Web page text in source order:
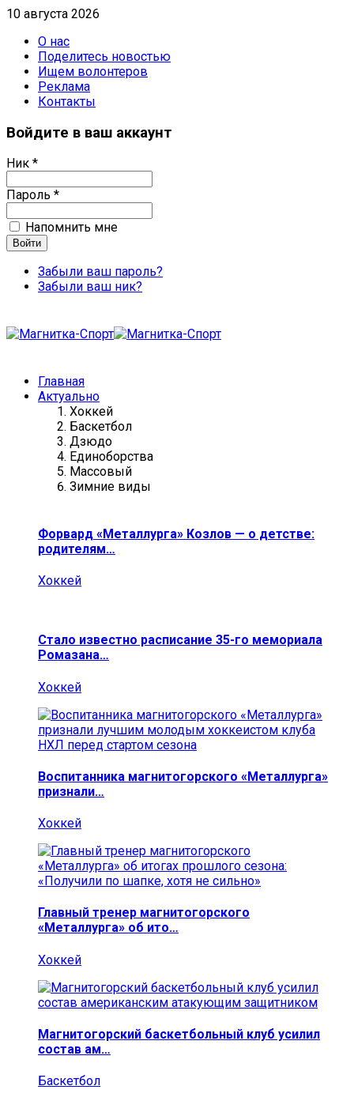
10 августа 2026
О нас
Поделитесь новостью
Ищем волонтеров
Реклама
Контакты
Войдите в ваш аккаунт
Ник *
Пароль *
Напомнить мне
Забыли ваш пароль?
Забыли ваш ник?
Главная
Актуально
Хоккей
Баскетбол
Дзюдо
Единоборства
Массовый
Зимние виды
Форвард «Металлурга» Козлов — о детстве:
родителям…
Хоккей
Стало известно расписание 35-го мемориала
Ромазана…
Хоккей
Воспитанника магнитогорского «Металлурга»
признали…
Хоккей
Главный тренер магнитогорского
«Металлурга» об ито…
Хоккей
Магнитогорский баскетбольный клуб усилил
состав ам…
Баскетбол